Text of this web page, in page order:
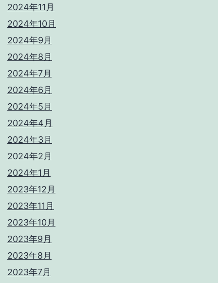
2024年11月
2024年10月
2024年9月
2024年8月
2024年7月
2024年6月
2024年5月
2024年4月
2024年3月
2024年2月
2024年1月
2023年12月
2023年11月
2023年10月
2023年9月
2023年8月
2023年7月